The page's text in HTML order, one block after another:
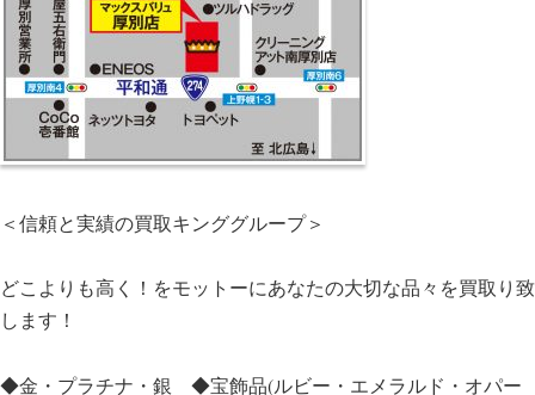
＜信頼と実績の買取キンググループ＞
どこよりも高く！をモットーにあなたの大切な品々を買取り致
します！
◆金・プラチナ・銀 ◆宝飾品(ルビー・エメラルド・オパー